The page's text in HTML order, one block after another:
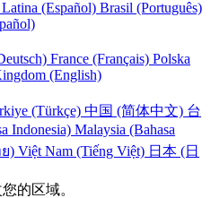
(Español) Brasil (Português)
France (Français) Polska
(English)
(Türkçe) 中国 (简体中文) 台
Indonesia) Malaysia (Bahasa
) Việt Nam (Tiếng Việt) 日本 (日
的区域。